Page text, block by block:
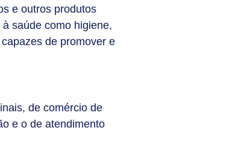
e outros produtos
saúde como higiene,
de promover e
de comércio de
e o de atendimento